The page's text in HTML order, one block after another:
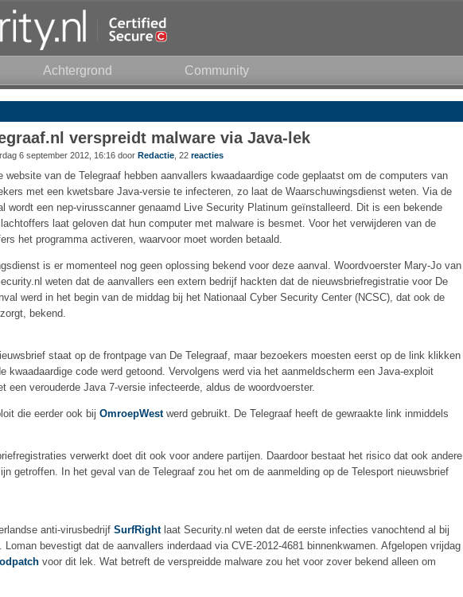
Achtergrond Community
verspreidt malware via Java-lek
6 september 2012, 16:16 door Redactie , 22 reacties
website van de Telegraaf hebben aanvallers kwaadaardige code geplaatst om de computers van
met een kwetsbare Java-versie te infecteren, zo laat de Waarschuwingsdienst weten. Via de
wordt een nep-virusscanner genaamd Live Security Platinum geïnstalleerd. Dit is een bekende
laat geloven dat hun computer met malware is besmet. Voor het verwijderen van de
het programma activeren, waarvoor moet worden betaald.
is er momenteel nog geen oplossing bekend voor deze aanval. Woordvoerster Mary-Jo van
weten dat de aanvallers een extern bedrijf hackten dat de nieuwsbriefregistratie voor De
werd in het begin van de middag bij het Nationaal Cyber Security Center (NCSC), dat ook de
bekend.
staat op de frontpage van De Telegraaf, maar bezoekers moesten eerst op de link klikken
kwaadaardige code werd getoond. Vervolgens werd via het aanmeldscherm een Java-exploit
een verouderde Java 7-versie infecteerde, aldus de woordvoerster.
die eerder ook bij OmroepWestwerd gebruikt. De Telegraaf heeft de gewraakte link inmiddels
verwerkt doet dit ook voor andere partijen. Daardoor bestaat het risico dat ook andere
getroffen. In het geval van de Telegraaf zou het om de aanmelding op de Telesport nieuwsbrief
anti-virusbedrijf SurfRightlaat Security.nl weten dat de eerste infecties vanochtend al bij
Loman bevestigt dat de aanvallers inderdaad via CVE-2012-4681 binnenkwamen. Afgelopen vrijdag
voor dit lek. Wat betreft de verspreidde malware zou het voor zover bekend alleen om